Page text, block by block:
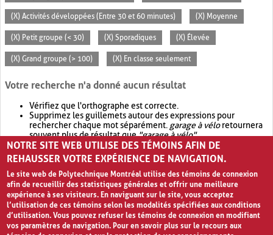
(X) Activités développées (Entre 30 et 60 minutes) (X) Moyenne
(X) Petit groupe (< 30) (X) Sporadiques (X) Élevée
(X) Grand groupe (> 100) (X) En classe seulement
Votre recherche n'a donné aucun résultat
Vérifiez que l'orthographe est correcte.
Supprimez les guillemets autour des expressions pour
rechercher chaque mot séparément. garage à véloretournera
souvent plus de résultat que"garage à vélo".
Envisagez d'élargir votre recherche avec OR.garage OR vélo
retournera souvent plus de résultat quegarage à vélo
NOTRE SITE WEB UTILISE DES TÉMOINS AFIN DE
REHAUSSER VOTRE EXPÉRIENCE DE NAVIGATION.
Le site web de Polytechnique Montréal utilise des témoins de connexion
afin de recueillir des statistiques générales et offrir une meilleure
expérience à ses visiteurs. En naviguant sur le site, vous acceptez
l’utilisation de ces témoins selon les modalités spécifiées aux conditions
d’utilisation. Vous pouvez refuser les témoins de connexion en modifiant
vos paramètres de navigation. Pour en savoir plus sur le recours aux